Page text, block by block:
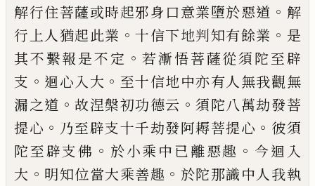
解行住菩薩或時起邪身口意業墮於惡道 。 解
行上人猶起此業 。十信下地判知有餘業 。 是
其不繫報是不定 。若漸悟菩薩從須陀至辟
支 。 迴心入大 。 至十信地中亦有人無我觀無
漏之道 。故涅槃初功德云 。 須陀八萬劫發菩
提心 。 乃至辟支十千劫發阿耨菩提心 。 彼須
陀至辟支佛 。 於小乘中已離惡趣 。 今迴入
大 。 明知位當大乘善趣 。 於陀那識中人我執